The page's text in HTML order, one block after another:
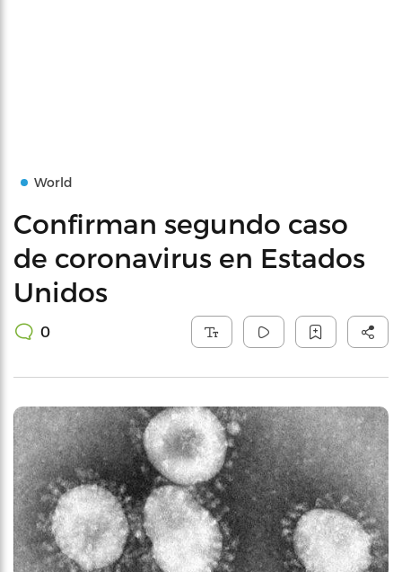
World
Confirman segundo caso
de coronavirus en Estados
Unidos
0